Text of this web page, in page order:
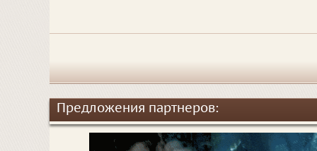
Предложения партнеров: